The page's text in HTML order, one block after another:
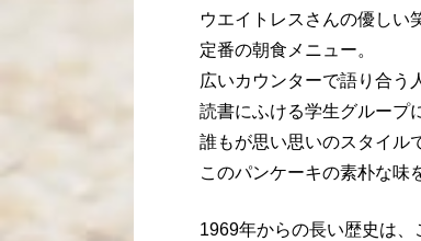
ウエイトレスさんの優しい
定番の朝食メニュー。
広いカウンターで語り合う
読書にふける学生グループ
誰もが思い思いのスタイル
このパンケーキの素朴な味
1969年からの長い歴史は、